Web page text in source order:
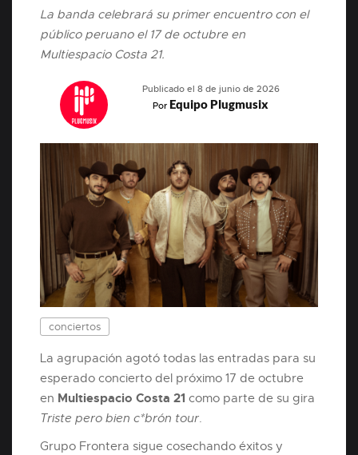
La banda celebrará su primer encuentro con el
público peruano el 17 de octubre en
Multiespacio Costa 21.
Publicado el 8 de junio de 2026
Por Equipo Plugmusix
conciertos
La agrupación agotó todas las entradas para su
esperado concierto del próximo 17 de octubre
en Multiespacio Costa 21 como parte de su gira
Triste pero bien c*brón tour.
Grupo Frontera sigue cosechando éxitos y